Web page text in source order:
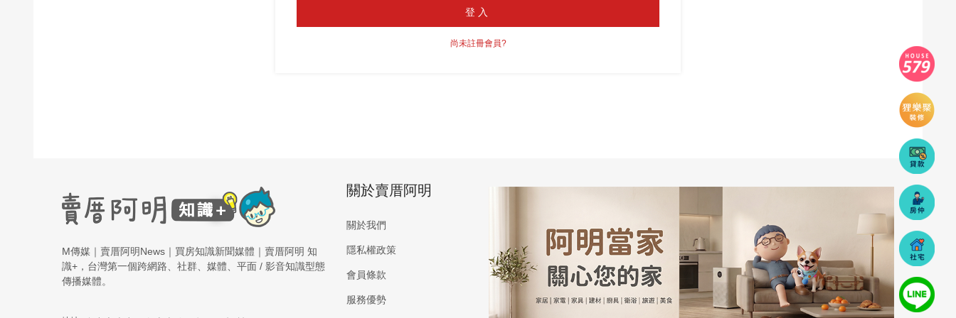
登入
尚未註冊會員?
M傳媒｜賣厝阿明News｜買房知識新聞媒體｜賣厝阿明 知
識+，台灣第一個跨網路、社群、媒體、平面 / 影音知識型態
傳播媒體。
關於賣厝阿明
關於我們
隱私權政策
會員條款
服務優勢